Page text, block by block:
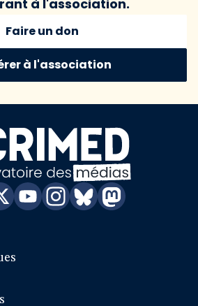
à l'association.
Faire un don
à l'association